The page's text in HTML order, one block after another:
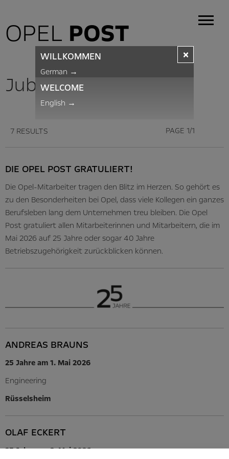
OPEL POST
Jubilarians
7 RESULTS PAGE 1/1
DIE OPEL POST GRATULIERT!
Die Opel-Mitarbeiter tragen den Blitz im Herzen. So gehört es
zu den Besonderheiten bei Opel, dass viele Kollegen ein ganzes
Berufsleben lang dem Unternehmen treu bleiben. Die Opel
Post gratuliert allen Mitarbeiterinnen und Mitarbeitern, die im
Mai 2026 auf 25 Jahre oder sogar 40 Jahre
Betriebszugehörigkeit zurückblicken können.
ANDREAS BRAUNS
25 Jahre am 1. Mai 2026
Engineering
Rüsselsheim
OLAF ECKERT
25 Jahre am 2. Mai 2026
×
WILLKOMMEN
German →
WELCOME
English →